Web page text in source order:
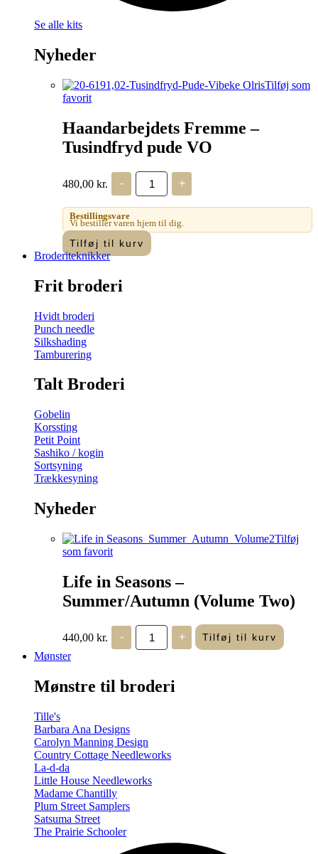
Se alle kits
Nyheder
Tilføj som
favorit
Haandarbejdets Fremme –
Tusindfryd pude VO
480,00 kr. -
Haandarbejdets
Fremme
-
Tusindfryd
pude
VO
antal
+
Bestillingsvare
Vi bestiller varen hjem til dig.
Tilføj til kurv
Broderiteknikker
Frit broderi
Hvidt broderi
Punch needle
Silkshading
Tamburering
Talt Broderi
Gobelin
Korssting
Petit Point
Sashiko / kogin
Sortsyning
Trækkesyning
Nyheder
Tilføj
som favorit
Life in Seasons –
Summer/Autumn (Volume Two)
440,00 kr. -
Life
Seasons
(Volume
+ Tilføj til kurv
Mønster
Mønstre til broderi
Tille's
Barbara Ana Designs
Carolyn Manning Design
Country Cottage Needleworks
La-d-da
Little House Needleworks
Madame Chantilly
Plum Street Samplers
Satsuma Street
The Prairie Schooler